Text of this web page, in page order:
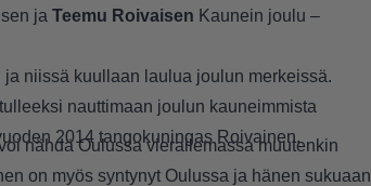
ja Teemu Roivaisen Kaunein joulu –
niissä kuullaan laulua joulun merkeissä.
nauttimaan joulun kauneimmista
2014 tangokuningas Roivainen.
nähdä Oulussa vierailemassa muutenkin
on myös syntynyt Oulussa ja hänen sukuaan